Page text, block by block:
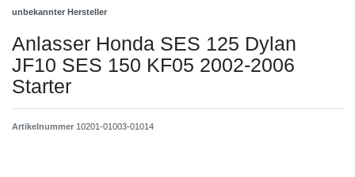
unbekannter Hersteller
Anlasser Honda SES 125 Dylan
JF10 SES 150 KF05 2002-2006
Starter
Artikelnummer 10201-01003-01014